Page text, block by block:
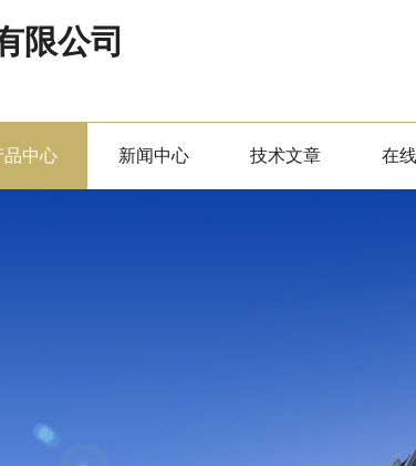
限公司
品中心 新闻中心 技术文章 在